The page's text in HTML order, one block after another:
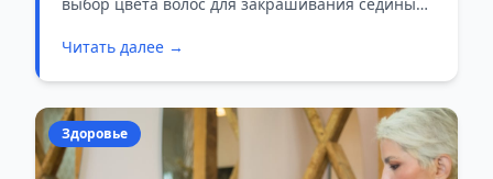
советует эксперт?
добиться молодого вида с помощью
Читать далее →
Здоровье